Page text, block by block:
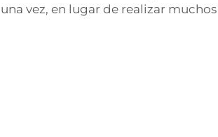
una vez, en lugar de realizar